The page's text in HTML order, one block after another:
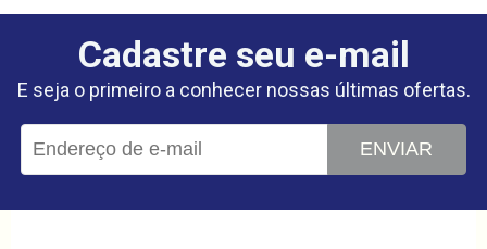
Cadastre seu e-mail
E seja o primeiro a conhecer nossas últimas ofertas.
ENVIAR